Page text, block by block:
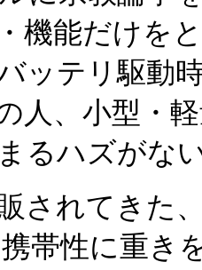
機能だけを
ッテリ駆動
人、小型・
るハズがな
されてきた
携帯性に重き